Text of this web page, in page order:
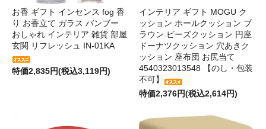
お香 ギフト インセンス fog 香
り お香立て ガラス バンブー
おしゃれ インテリア 雑貨 部屋
玄関 リフレッシュ IN-01KA
特価2,835円(税込3,119円)
インテリア ギフト MOGU ク
ッション ホールクッション ブ
ラウン ビーズクッション 円座
ドーナツクッション 穴あきク
ッション 座布団 お尻当て
4540323013548 【のし・包装
不可】
特価2,376円(税込2,614円)